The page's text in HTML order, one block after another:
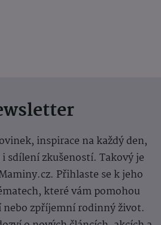
inspirace na každý den,
sdílení zkušeností. Takový je
Přihlaste se k jeho
které vám pomohou
nebo zpříjemní rodinný život.